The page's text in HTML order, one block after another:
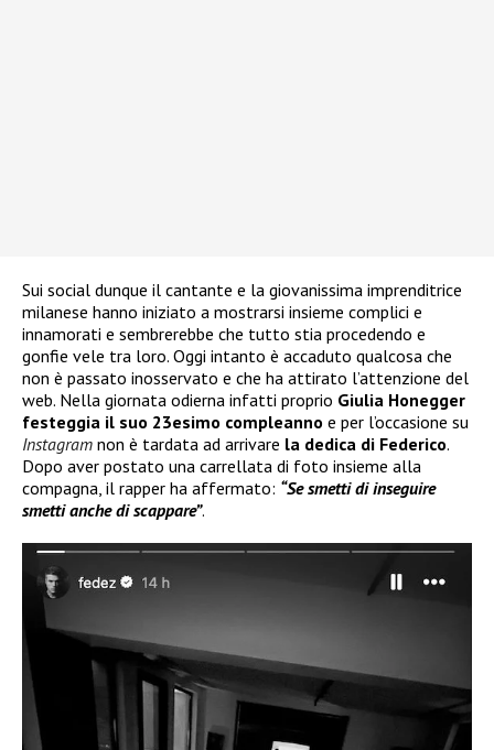
Sui social dunque il cantante e la giovanissima imprenditrice
milanese hanno iniziato a mostrarsi insieme complici e
innamorati e sembrerebbe che tutto stia procedendo e
gonfie vele tra loro. Oggi intanto è accaduto qualcosa che
non è passato inosservato e che ha attirato l’attenzione del
web. Nella giornata odierna infatti proprio Giulia Honegger
festeggia il suo 23esimo compleanno e per l’occasione su
Instagram non è tardata ad arrivare la dedica di Federico.
Dopo aver postato una carrellata di foto insieme alla
compagna, il rapper ha affermato: “Se smetti di inseguire
smetti anche di scappare”.